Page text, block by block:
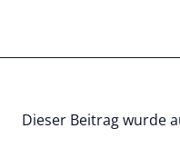
springen
Dieser Beitrag wurde